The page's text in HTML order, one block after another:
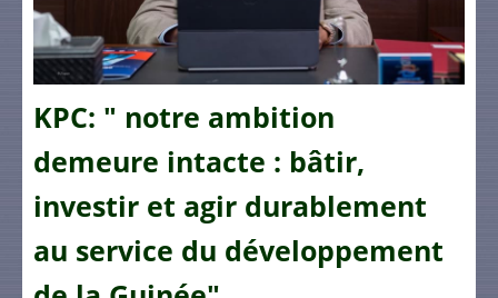
KPC: " notre ambition
demeure intacte : bâtir,
investir et agir durablement
au service du développement